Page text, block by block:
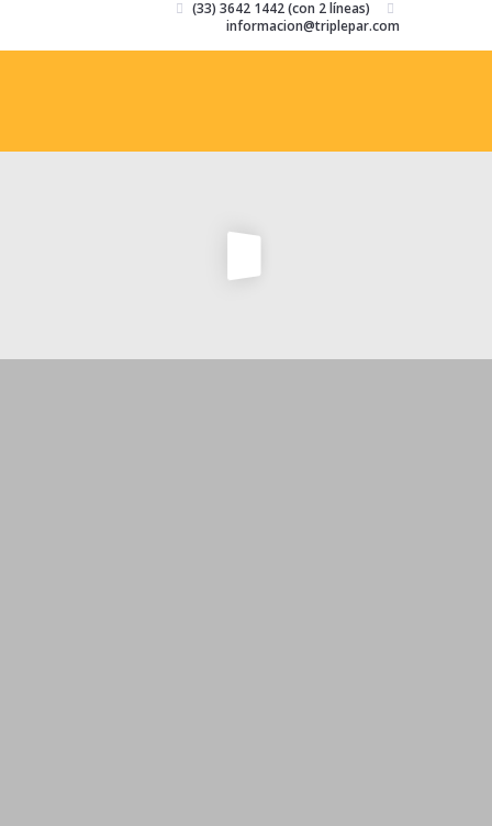
(33) 3642 1442 (con 2 líneas)
informacion@triplepar.com